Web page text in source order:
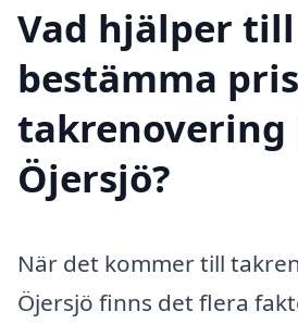
Vad hjälper
bestämma
takrenovering
Öjersjö?
När det kommer till
Öjersjö finns det flera